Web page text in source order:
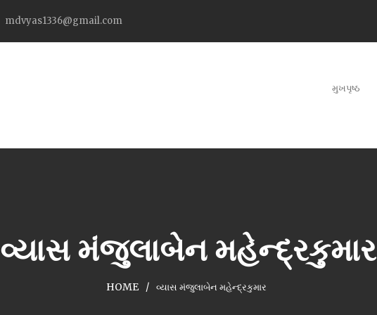
mdvyas1336@gmail.com
મુખપૃષ્ઠ
વ્યાસ મંજુલાબેન મહેન્દ્રકુમાર
HOME વ્યાસ મંજુલાબેન મહેન્દ્રકુમાર